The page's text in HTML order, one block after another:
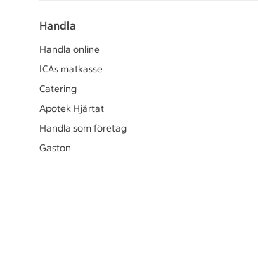
Handla
Handla online
ICAs matkasse
Catering
Apotek Hjärtat
Handla som företag
Gaston